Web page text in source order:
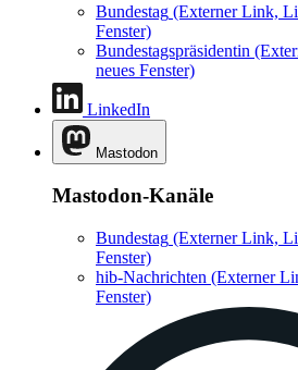
Bundestag (Externer Link,
Fenster)
Bundestagspräsidentin
neues Fenster)
LinkedIn
Mastodon
Mastodon-Kanäle
Bundestag (Externer Link,
Fenster)
hib-Nachrichten (Externer
Fenster)